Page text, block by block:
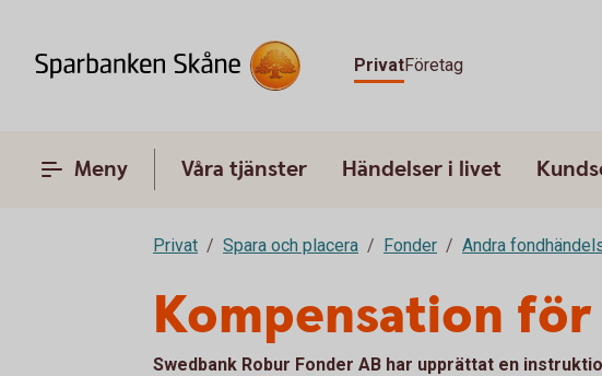
PrivatFöretag
Meny Våra tjänster Händelser i livet
Privat Spara och placera Fonder Andra
Kompensation
Swedbank Robur Fonder AB har upprättat en